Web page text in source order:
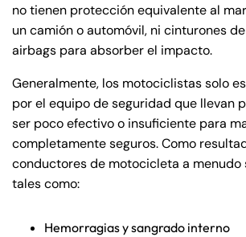
no tienen protección equivalente al
un camión o automóvil, ni cinturones
airbags para absorber el impacto.
Generalmente, los motociclistas solo
por el equipo de seguridad que llevan
ser poco efectivo o insuficiente para
completamente seguros. Como
conductores de motocicleta a menudo
tales como:
Hemorragias y sangrado interno